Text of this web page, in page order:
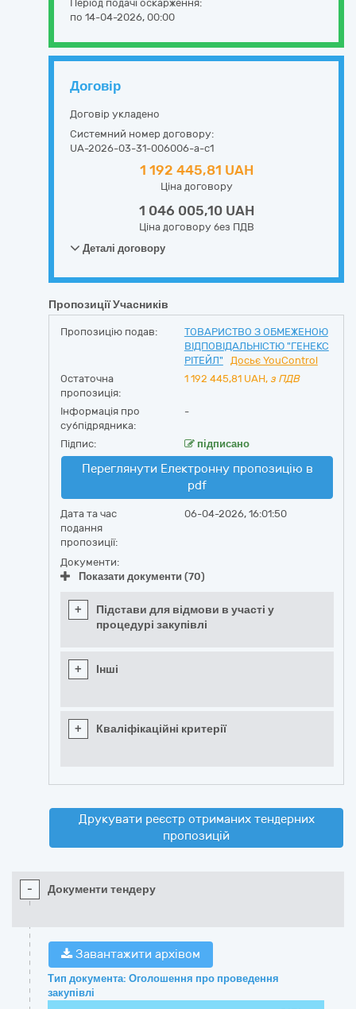
Період подачі оскарження:
по 14-04-2026, 00:00
Договір
Договір укладено
Системний номер договору:
UA-2026-03-31-006006-a-c1
1 192 445,81 UAH
Ціна договору
1 046 005,10 UAH
Ціна договору без ПДВ
Деталі договору
Пропозиції Учасників
Пропозицію подав:
ТОВАРИСТВО З ОБМЕЖЕНОЮ
ВІДПОВІДАЛЬНІСТЮ "ГЕНЕКС
РІТЕЙЛ"
Досьє YouControl
Остаточна
пропозиція:
1 192 445,81 UAH, з ПДВ
Інформація про
субпідрядника:
-
Підпис: підписано
Переглянути Електронну пропозицію в
pdf
Дата та час
подання
пропозиції:
06-04-2026, 16:01:50
Документи:
Показати документи (70)
+
Підстави для відмови в участі у
процедурі закупівлі
+ Інші
+ Кваліфікаційні критерії
Друкувати реєстр отриманих тендерних
пропозицій
- Документи тендеру
Завантажити архівом
Тип документа: Оголошення про проведення
закупівлі